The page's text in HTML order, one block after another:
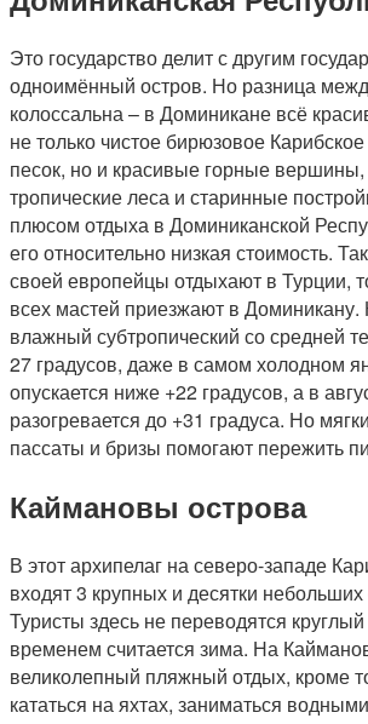
Это государство делит с другим
одноимённый остров. Но разница
колоссальна – в Доминикане всё
не только чистое бирюзовое
песок, но и красивые горные
тропические леса и старинные
плюсом отдыха в Доминиканской
его относительно низкая стоимость.
своей европейцы отдыхают в Турции,
всех мастей приезжают в Доминикану.
влажный субтропический со средней
27 градусов, даже в самом холодном
опускается ниже +22 градусов, а в
разогревается до +31 градуса. Но
пассаты и бризы помогают пережить
Каймановы острова
В этот архипелаг на северо-западе
входят 3 крупных и десятки небольших
Туристы здесь не переводятся
временем считается зима. На
великолепный пляжный отдых, кроме
кататься на яхтах, заниматься